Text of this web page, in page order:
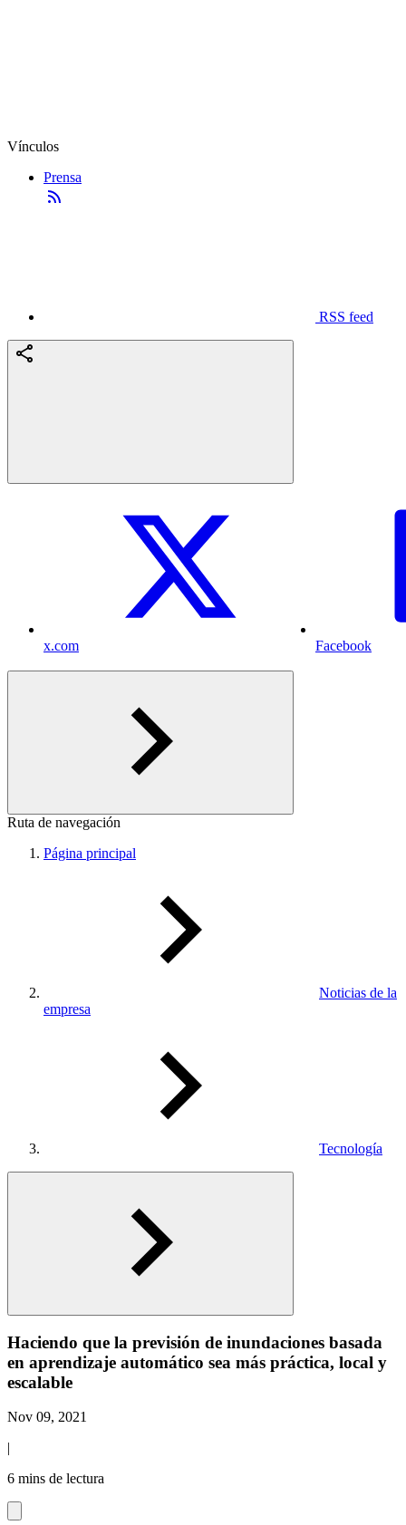
Vínculos
Prensa
RSS feed
x.com Facebook
Ruta de navegación
Página principal
Noticias de la
empresa
Tecnología
Haciendo que la previsión de inundaciones basada
en aprendizaje automático sea más práctica, local y
escalable
Nov 09, 2021
|
6 mins de lectura